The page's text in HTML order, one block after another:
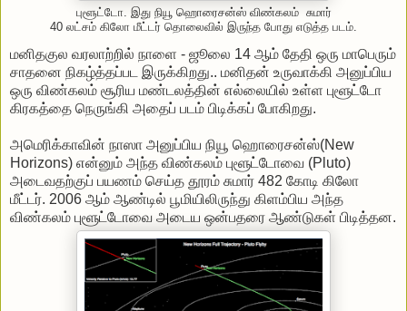
புளூட்டோ. இது நியூ ஹொரைசன்ஸ் விண்கலம் சுமார்
40 லட்சம் கிலோ மீட்டர் தொலைவில் இருந்த போது எடுத்த படம்.
மனிதகுல வரலாற்றில் நாளை - ஜூலை 14 ஆம் தேதி ஒரு மாபெரும்
சாதனை நிகழ்த்தப்பட இருக்கிறது.. மனிதன் உருவாக்கி அனுப்பிய
ஒரு விண்கலம் சூரிய மண்டலத்தின் எல்லையில் உள்ள புளூட்டோ
கிரகத்தை நெருங்கி அதைப் படம் பிடிக்கப் போகிறது.
அமெரிக்காவின் நாஸா அனுப்பிய நியூ ஹொரைசன்ஸ்(New
Horizons) என்னும் அந்த விண்கலம் புளூட்டோவை (Pluto)
அடைவதற்குப் பயணம் செய்த தூரம் சுமார் 482 கோடி கிலோ
மீட்டர். 2006 ஆம் ஆண்டில் பூமியிலிருந்து கிளம்பிய அந்த
விண்கலம் புளூட்டோவை அடைய ஒன்பதரை ஆண்டுகள் பிடித்தன.